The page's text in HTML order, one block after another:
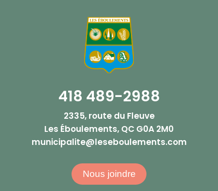
418 489-2988
2335, route du Fleuve
Les Éboulements, QC G0A 2M0
municipalite@leseboulements.com
Nous joindre